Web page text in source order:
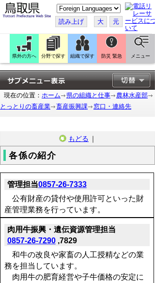
こ
の
ペ
ー
ジ
翻
訳
す
る
読み上げ 大 元
県外の方へ 分野で探す 組織で探す 防災 緊急 メニュー
現在の位置： ホーム 県の組織と仕事
農林水産部
とっとりの畜産業
畜産振興課 窓口・連絡先
もどる ｜
各係の紹介
管理担当0857-26-7333
公有財産の貸付や使用許可といった財
産管理業務を行っています。
肉用牛振興・遺伝資源管理担当
0857-26-7290,7829
和牛の改良や家畜の人工授精などの業
務を担当しています。
肉用牛の肥育経営や子牛価格の安定に